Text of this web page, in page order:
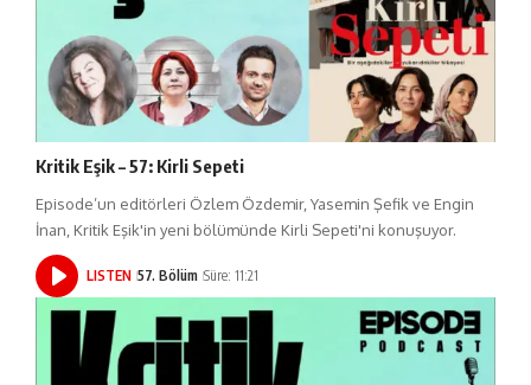
Kritik Eşik – 57: Kirli Sepeti
Episode’un editörleri Özlem Özdemir, Yasemin Şefik ve Engin
İnan, Kritik Eşik'in yeni bölümünde Kirli Sepeti'ni konuşuyor.
LISTEN 57. Bölüm Süre: 11:21